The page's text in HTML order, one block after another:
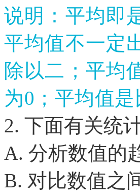
说明：平均即
平均值不一定
除以二；平均
为0；平均值
2. 下面有关统
A. 分析数值的
B. 对比数值之